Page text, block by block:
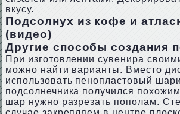
вкусу.
Подсолнух из кофе и
(видео)
Другие способы создания
При изготовлении сувенира
можно найти варианты. Вместо
использовать пенопластовый
подсолнечника получился
шар нужно разрезать пополам.